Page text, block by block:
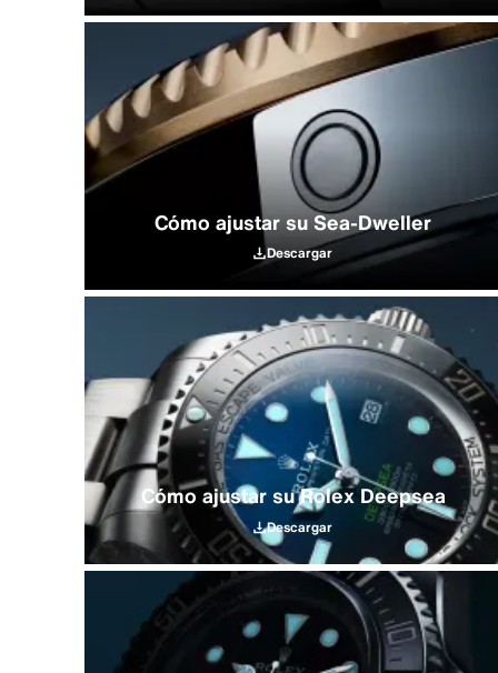
Cómo ajustar su Sea‑Dweller
Descargar
Cómo ajustar su Rolex Deepsea
Descargar